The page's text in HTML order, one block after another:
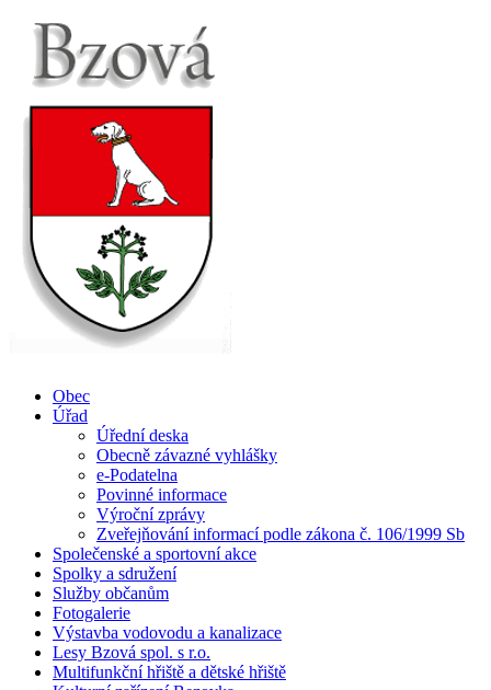
Obec
Úřad
Úřední deska
Obecně závazné vyhlášky
e-Podatelna
Povinné informace
Výroční zprávy
Zveřejňování informací podle zákona č. 106/1999 Sb
Společenské a sportovní akce
Spolky a sdružení
Služby občanům
Fotogalerie
Výstavba vodovodu a kanalizace
Lesy Bzová spol. s r.o.
Multifunkční hřiště a dětské hřiště